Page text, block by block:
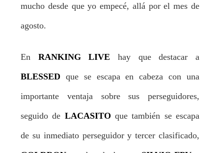
mucho desde que yo empecé, allá por el mes de
agosto.
En RANKING LIVE hay que destacar a
BLESSED que se escapa en cabeza con una
importante ventaja sobre sus perseguidores,
seguido de LACASITO que también se escapa
de su inmediato perseguidor y tercer clasificado,